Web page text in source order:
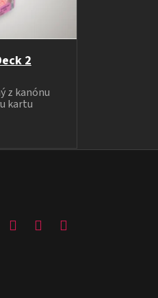
2
z kanónu
kartu